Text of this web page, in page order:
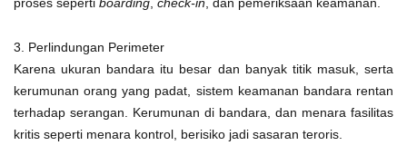
3. Perlindungan Perimeter
Karena ukuran bandara itu besar dan banyak titik masuk, serta
kerumunan orang yang padat, sistem keamanan bandara rentan
terhadap serangan. Kerumunan di bandara, dan menara fasilitas
kritis seperti menara kontrol, berisiko jadi sasaran teroris.